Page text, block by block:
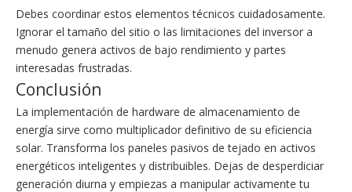
Debes coordinar estos elementos técnicos cuidadosamente.
Ignorar el tamaño del sitio o las limitaciones del inversor a
menudo genera activos de bajo rendimiento y partes
interesadas frustradas.
Conclusión
La implementación de hardware de almacenamiento de
energía sirve como multiplicador definitivo de su eficiencia
solar. Transforma los paneles pasivos de tejado en activos
energéticos inteligentes y distribuibles. Dejas de desperdiciar
generación diurna y empiezas a manipular activamente tu